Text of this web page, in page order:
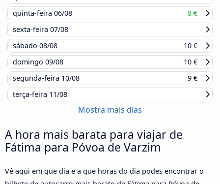
quinta-feira 06/08
8 €
sexta-feira 07/08
sábado 08/08
10 €
domingo 09/08
10 €
segunda-feira 10/08
9 €
terça-feira 11/08
Mostra mais dias
A hora mais barata para viajar de
Fátima para Póvoa de Varzim
Vê aqui em que dia e a que horas do dia podes encontrar o